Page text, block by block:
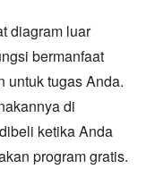
diagram luar
bermanfaat
untuk tugas Anda.
di
ketika Anda
program gratis.